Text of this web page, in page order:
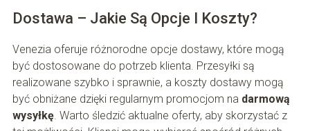
Dostawa – Jakie Są Opcje I Koszty?
Venezia oferuje różnorodne opcje dostawy, które mogą
być dostosowane do potrzeb klienta. Przesyłki są
realizowane szybko i sprawnie, a koszty dostawy mogą
być obniżane dzięki regularnym promocjom na darmową
wysyłkę. Warto śledzić aktualne oferty, aby skorzystać z